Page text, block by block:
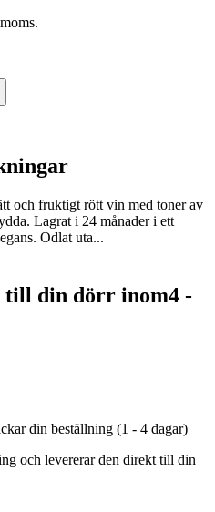
och fruktigt rött vin med toner av
Lagrat i 24 månader i ett
Odlat uta...
till din dörr inom4 -
din beställning (1 - 4 dagar)
och levererar den direkt till din